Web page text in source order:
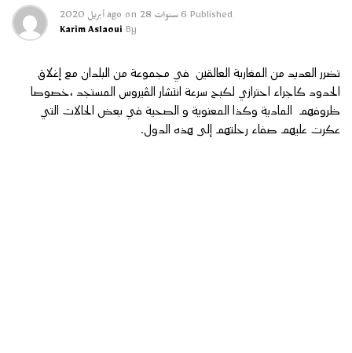
offset on
value of
content/themes/z-
news/amp-
single.php
on line
77
"
Published 6 سنوات ago on 28 أبريل 2020
By
Karim Aslaoui
تضرر العديد من المغاربة العالقين في مجموعة من البلدان مع إغلاق
الحدود كاجراء احترازي لكبح سرعة انتشار الڤيروس المستجد ،خصوصا
ظروفهم المادية وكذا المعنوية و الصحية في بعض الحالات التي
عكرت عليهم صفاء رحلتهم إلى هذه الدول.